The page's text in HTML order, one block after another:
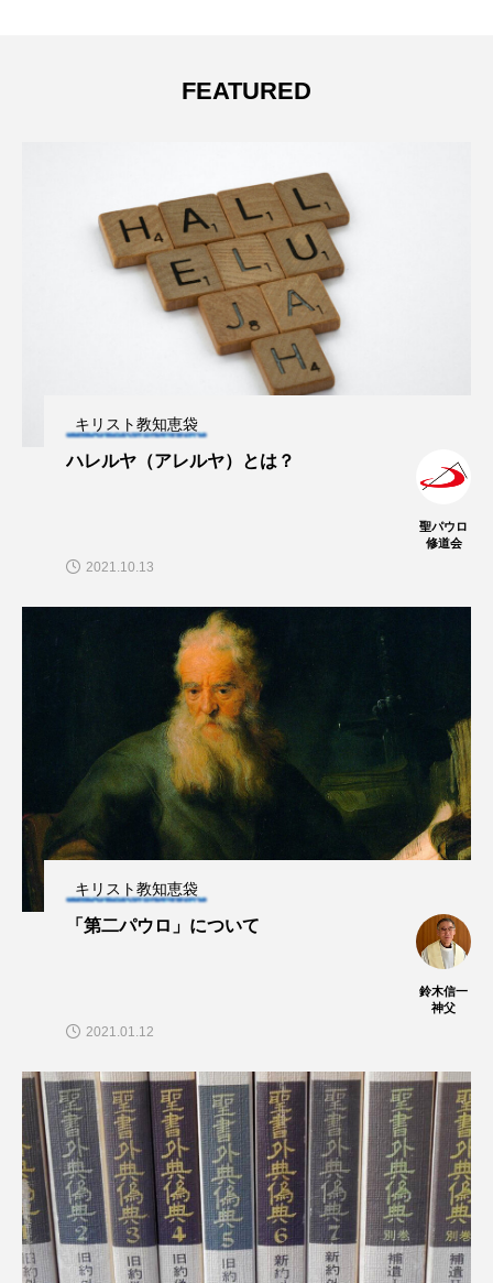
FEATURED
キリスト教知恵袋
ハレルヤ（アレルヤ）とは？
聖パウロ
修道会
2021.10.13
キリスト教知恵袋
「第二パウロ」について
鈴木信一
神父
2021.01.12